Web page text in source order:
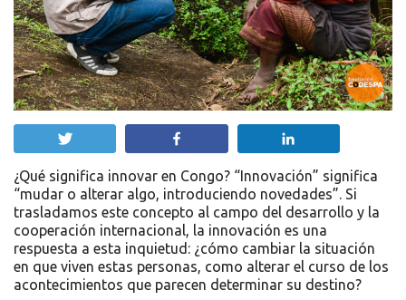
¿Qué significa innovar en Congo? “Innovación” significa
“mudar o alterar algo, introduciendo novedades”. Si
trasladamos este concepto al campo del desarrollo y la
cooperación internacional, la innovación es una
respuesta a esta inquietud: ¿cómo cambiar la situación
en que viven estas personas, como alterar el curso de los
acontecimientos que parecen determinar su destino?